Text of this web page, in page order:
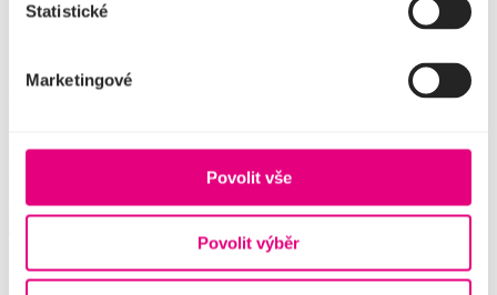
Statistické
Marketingové
Povolit vše
Povolit výběr
Zákon na ochranu oznamovatele
Pokladna divadla
Křižíkova 10,
Partneři divadla